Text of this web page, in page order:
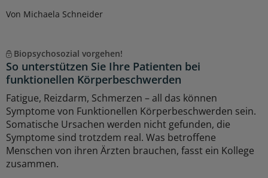
Von Michaela Schneider
Biopsychosozial vorgehen!
So unterstützen Sie Ihre Patienten bei
funktionellen Körperbeschwerden
Fatigue, Reizdarm, Schmerzen – all das können
Symptome von Funktionellen Körperbeschwerden sein.
Somatische Ursachen werden nicht gefunden, die
Symptome sind trotzdem real. Was betroffene
Menschen von ihren Ärzten brauchen, fasst ein Kollege
zusammen.